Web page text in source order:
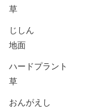
草
じしん
地面
ハードプラント
草
おんがえし